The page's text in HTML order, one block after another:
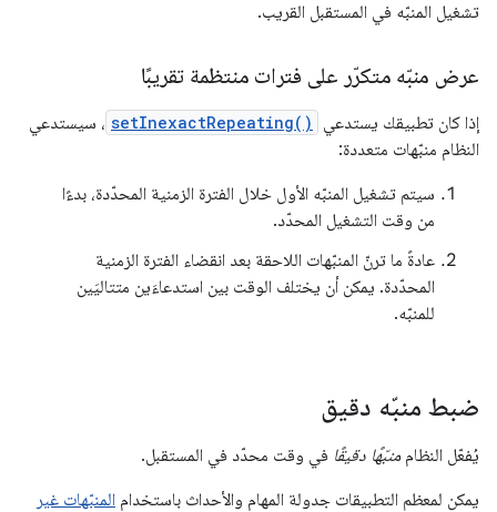
تشغيل المنبّه في المستقبل القريب.
عرض منبّه متكرّر على فترات منتظمة تقريبًا
إذا كان تطبيقك يستدعي setInexactRepeating() ، سيستدعي
النظام منبّهات متعددة:
سيتم تشغيل المنبّه الأول خلال الفترة الزمنية المحدّدة، بدءًا
من وقت التشغيل المحدّد.
عادةً ما ترنّ المنبّهات اللاحقة بعد انقضاء الفترة الزمنية
المحدّدة. يمكن أن يختلف الوقت بين استدعاءَين متتاليَين
للمنبّه.
ضبط منبّه دقيق
يُفعّل النظام منبّهًا دقيقًا في وقت محدّد في المستقبل.
يمكن لمعظم التطبيقات جدولة المهام والأحداث باستخدام المنبّهات غير